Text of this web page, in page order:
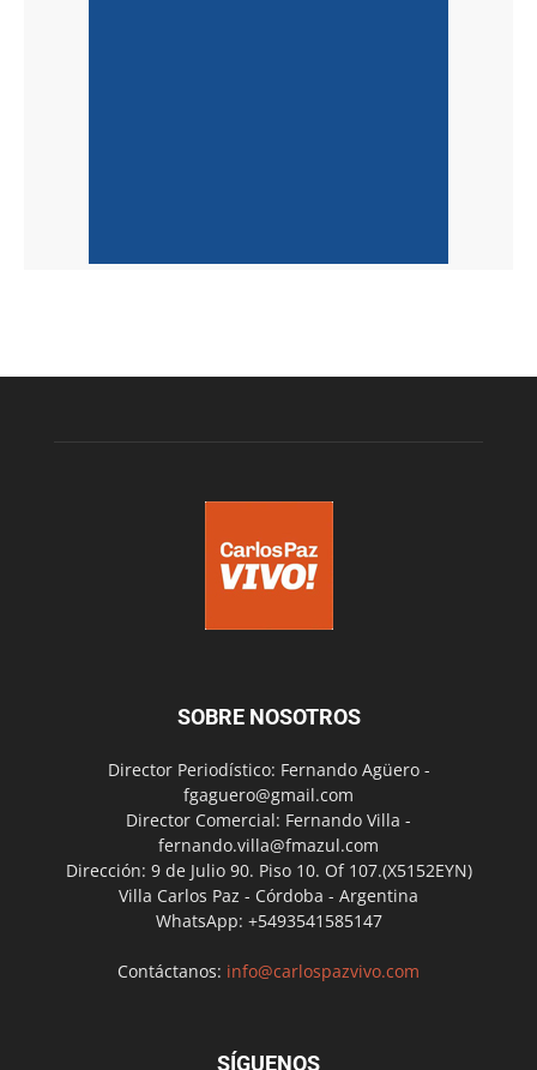
SOBRE NOSOTROS
Director Periodístico: Fernando Agüero -
fgaguero@gmail.com
Director Comercial: Fernando Villa -
fernando.villa@fmazul.com
Dirección: 9 de Julio 90. Piso 10. Of 107.(X5152EYN)
Villa Carlos Paz - Córdoba - Argentina
WhatsApp: +5493541585147
Contáctanos: info@carlospazvivo.com
SÍGUENOS